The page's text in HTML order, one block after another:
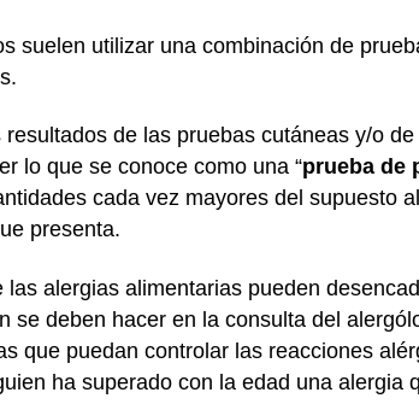
suelen utilizar una combinación de
resultados de las pruebas cutáneas y/o
lo que se conoce como una “prueba de
cada vez mayores del supuesto
presenta.
las alergias alimentarias pueden
se deben hacer en la consulta del
que puedan controlar las reacciones
ha superado con la edad una alergia